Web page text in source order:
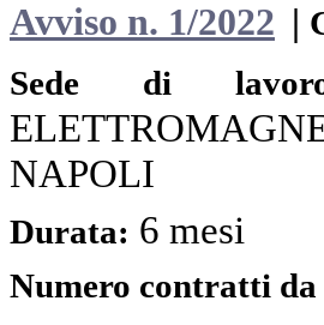
Avviso n. 1/2022 |
Sede di
NAPOLI
Durata: 6 mesi
Numero contratti da